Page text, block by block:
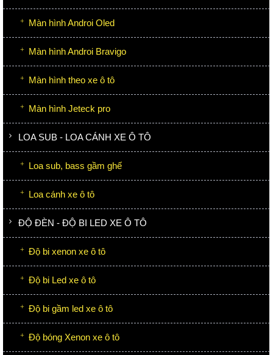
Màn hình Androi Oled
Màn hình Androi Bravigo
Màn hình theo xe ô tô
Màn hình Jeteck pro
LOA SUB - LOA CÁNH XE Ô TÔ
Loa sub, bass gầm ghế
Loa cánh xe ô tô
ĐỘ ĐÈN - ĐỘ BI LED XE Ô TÔ
Độ bi xenon xe ô tô
Độ bi Led xe ô tô
Độ bi gầm led xe ô tô
Độ bóng Xenon xe ô tô